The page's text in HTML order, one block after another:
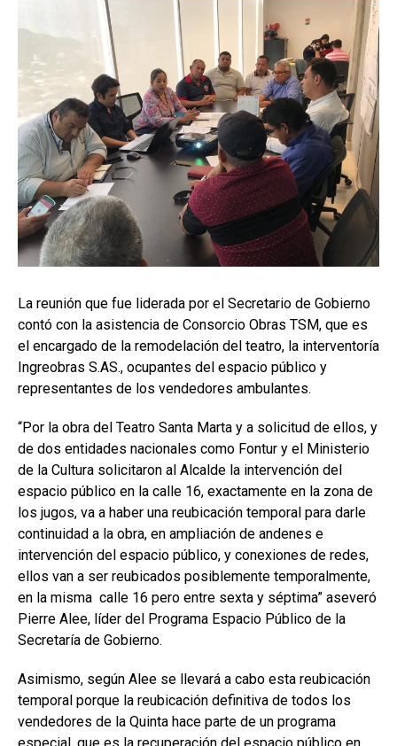
La reunión que fue liderada por el Secretario de Gobierno
contó con la asistencia de Consorcio Obras TSM, que es
el encargado de la remodelación del teatro, la interventoría
Ingreobras S.AS., ocupantes del espacio público y
representantes de los vendedores ambulantes.
“Por la obra del Teatro Santa Marta y a solicitud de ellos, y
de dos entidades nacionales como Fontur y el Ministerio
de la Cultura solicitaron al Alcalde la intervención del
espacio público en la calle 16, exactamente en la zona de
los jugos, va a haber una reubicación temporal para darle
continuidad a la obra, en ampliación de andenes e
intervención del espacio público, y conexiones de redes,
ellos van a ser reubicados posiblemente temporalmente,
en la misma calle 16 pero entre sexta y séptima” aseveró
Pierre Alee, líder del Programa Espacio Público de la
Secretaría de Gobierno.
Asimismo, según Alee se llevará a cabo esta reubicación
temporal porque la reubicación definitiva de todos los
vendedores de la Quinta hace parte de un programa